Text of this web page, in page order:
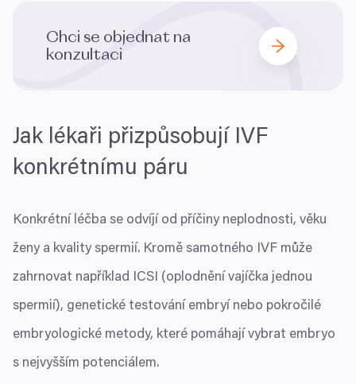
Chci se objednat na
konzultaci
Jak lékaři přizpůsobují IVF
konkrétnímu páru
Konkrétní léčba se odvíjí od příčiny neplodnosti, věku
ženy a kvality spermií. Kromě samotného IVF může
zahrnovat například ICSI (oplodnění vajíčka jednou
spermií), genetické testování embryí nebo pokročilé
embryologické metody, které pomáhají vybrat embryo
s nejvyšším potenciálem.